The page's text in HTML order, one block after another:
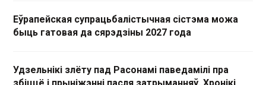
Еўрапейская супрацьбалістычная сістэма можа
быць гатовая да сярэдзіны 2027 года
Удзельнікі злёту пад Расонамі паведамілі пра